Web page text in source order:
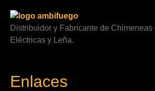
Distribuidor y Fabricante de Chimeneas
Eléctricas y Leña.
Enlaces